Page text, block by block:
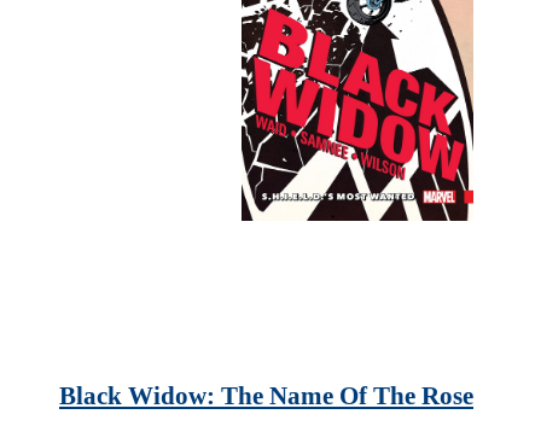
Black Widow: The Name Of The Rose